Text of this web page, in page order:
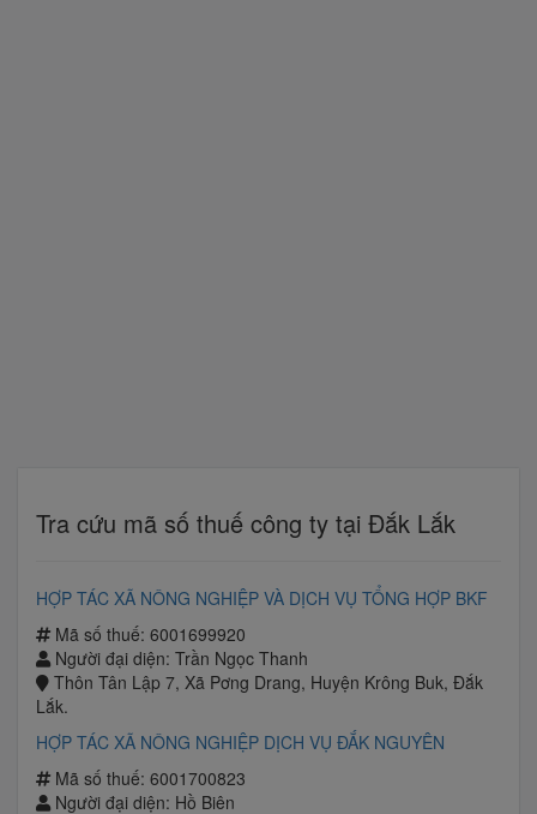
Tra cứu mã số thuế công ty tại Đắk Lắk
HỢP TÁC XÃ NÔNG NGHIỆP VÀ DỊCH VỤ TỔNG HỢP BKF
Mã số thuế: 6001699920
Người đại diện: Trần Ngọc Thanh
Thôn Tân Lập 7, Xã Pơng Drang, Huyện Krông Buk, Đắk
Lắk.
HỢP TÁC XÃ NÔNG NGHIỆP DỊCH VỤ ĐẮK NGUYÊN
Mã số thuế: 6001700823
Người đại diện: Hồ Biên